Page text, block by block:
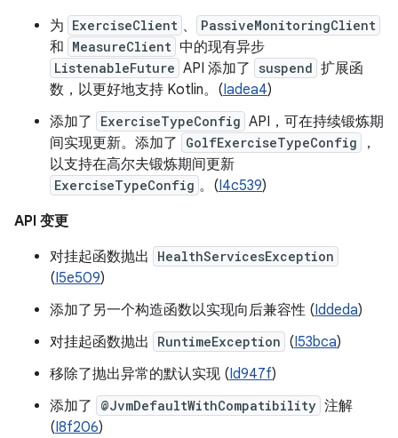
为 ExerciseClient 、 PassiveMonitoringClient
和 MeasureClient 中的现有异步
ListenableFuture API 添加了 suspend 扩展函
数，以更好地支持 Kotlin。(Iadea4)
添加了
ExerciseTypeConfig API，可在持续锻炼期
间实现更新。添加了
GolfExerciseTypeConfig
，
以支持在高尔夫锻炼期间更新
ExerciseTypeConfig 。(I4c539)
API 变更
对挂起函数抛出
HealthServicesException
(I5e509)
添加了另一个构造函数以实现向后兼容性 (Iddeda)
对挂起函数抛出
RuntimeException (I53bca)
移除了抛出异常的默认实现 (Id947f)
添加了
@JvmDefaultWithCompatibility 注解
(I8f206)